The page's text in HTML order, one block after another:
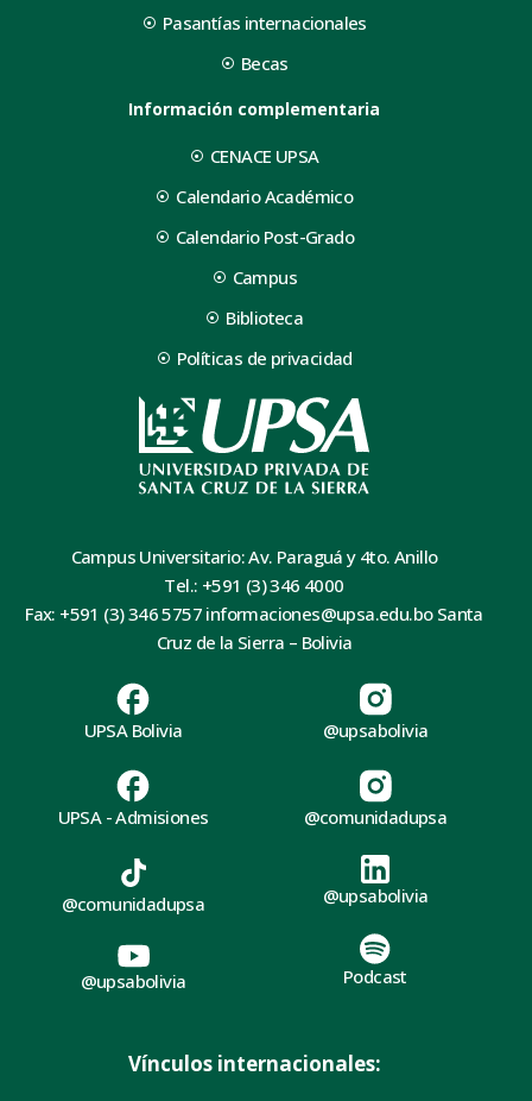
Pasantías internacionales
Becas
Información complementaria
CENACE UPSA
Calendario Académico
Calendario Post-Grado
Campus
Biblioteca
Políticas de privacidad
Campus Universitario: Av. Paraguá y 4to. Anillo
Tel.: +591 (3) 346 4000
Fax: +591 (3) 346 5757 informaciones@upsa.edu.bo Santa
Cruz de la Sierra – Bolivia
UPSA Bolivia
UPSA - Admisiones
@upsabolivia
@comunidadupsa
@comunidadupsa
@upsabolivia
@upsabolivia
Podcast
Vínculos internacionales: